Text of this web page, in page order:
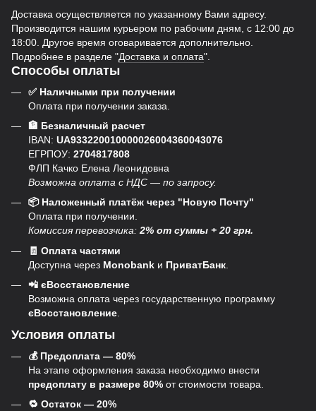
Доставка осуществляется по указанному Вами адресу.
Производится нашим курьером по рабочим дням, с 12:00 до
18:00. Другое время оговаривается дополнительно.
Подробнее в разделе "Доставка и оплата".
Способы оплаты
✅ Наличными при получении
Оплата при получении заказа.
🏦 Безналичный расчет
IBAN: UA933220010000026004360043076
ЕГРПОУ: 2704817808
ФЛП Качко Елена Леонидовна
Возможна оплата с НДС — по запросу.
📦 Наложенный платёж через "Новую Почту"
Оплата при получении.
Комиссия перевозчика:2% от суммы + 20 грн.
🧾 Оплата частями
Доступна через Monobank и ПриватБанк
📲 єВосстановление
Возможна оплата через государственную программу
єВосстановление
Условия оплаты
💰 Предоплата — 80%
На этапе оформления заказа необходимо внести
предоплату в размере 80% от стоимости товара.
🔁 Остаток — 20%